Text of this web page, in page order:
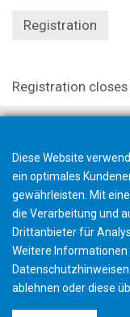
Registration
Registration
Diese Website
ein optimales
gewährleisten. Mit
die Verarbeitung und
Drittanbieter für
Weitere Informationen
Datenschutzhinweisen
ablehnen oder diese